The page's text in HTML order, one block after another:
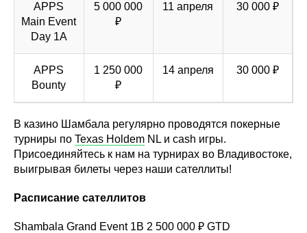
APPS
Main Event
Day 1A
5 000 000
₽
11 апреля 30 000 ₽
APPS
Bounty
1 250 000
₽
14 апреля 30 000 ₽
В казино Шамбала регулярно проводятся покерные
турниры по Texas Holdem NL и cash игры.
Присоединяйтесь к нам на турнирах во Владивостоке,
выигрывая билеты через наши сателлиты!
Расписание сателлитов
Shambala Grand Event 1B 2 500 000 ₽ GTD